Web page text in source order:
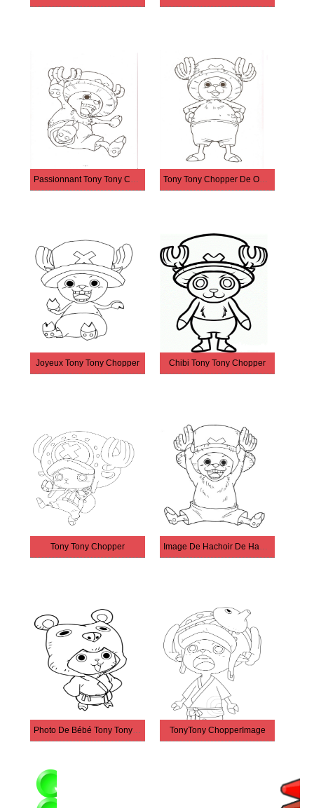
Passionnant Tony Tony Chopper Tony Tony Chopper De One Piece
Joyeux Tony Tony Chopper Chibi Tony Tony Chopper
Tony Tony Chopper Image De Hachoir De Haute Qualité
Photo De Bébé Tony Tony Chopper TonyTony ChopperImage